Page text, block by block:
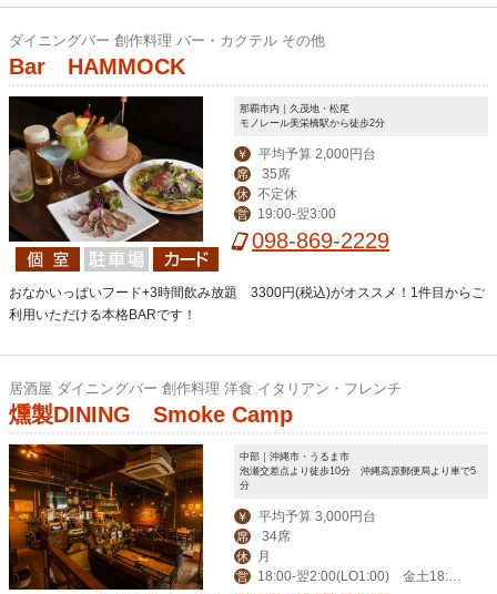
ダイニングバー 創作料理 バー・カクテル その他
Bar HAMMOCK
那覇市内｜久茂地・松尾
モノレール美栄橋駅から徒歩2分
￥ 平均予算 2,000円台
席 35席
休 不定休
営 19:00-翌3:00
098-869-2229
おなかいっぱいフード+3時間飲み放題 3300円(税込)がオススメ！1件目からご
利用いただける本格BARです！
居酒屋 ダイニングバー 創作料理 洋食 イタリアン・フレンチ
燻製DINING Smoke Camp
中部｜沖縄市・うるま市
泡瀬交差点より徒歩10分 沖縄高原郵便局より車で5
分
￥ 平均予算 3,000円台
席 34席
休 月
営
18:00‐翌2:00(LO1:00) 金土18:0